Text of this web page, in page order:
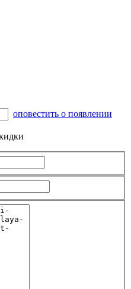
оповестить о появлении